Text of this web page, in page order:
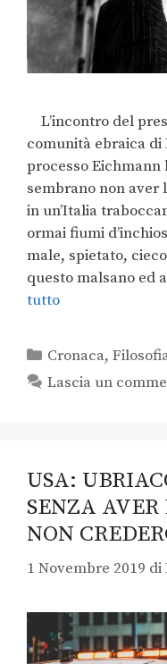
L’incontro del
comunità ebraica di
processo
sembrano non aver
in un’Italia
ormai fiumi
male, spietato,
questo malsano ed
tutto
Cronaca,
Lascia un
USA:
SENZA
NON
1 Novembre 2019 di